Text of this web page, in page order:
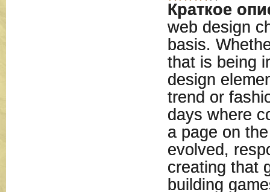
Краткое
web design
basis.
that is being
design
trend or
days where
a page on
evolved,
creating that
building